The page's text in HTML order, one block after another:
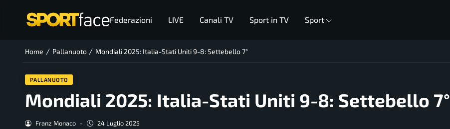
Federazioni LIVE Canali TV Sport in TV Sport
Home / Pallanuoto / Mondiali 2025: Italia-Stati Uniti 9-8: Settebello 7°
PALLANUOTO
Mondiali 2025: Italia-Stati Uniti 9-8: Settebello 7°
Franz Monaco - 24 Luglio 2025